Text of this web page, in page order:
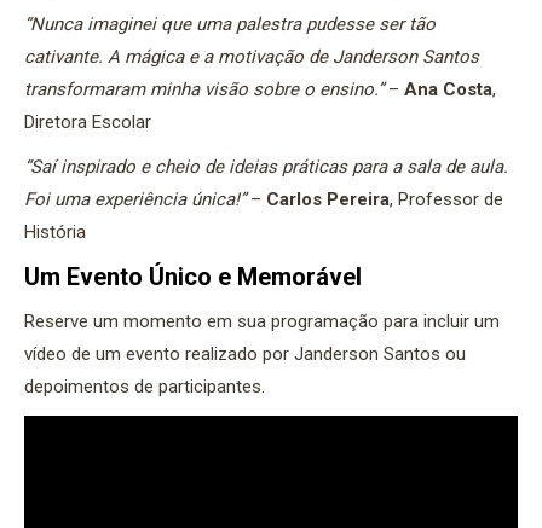
“Nunca imaginei que uma palestra pudesse ser tão
cativante. A mágica e a motivação de Janderson Santos
transformaram minha visão sobre o ensino.”– Ana Costa,
Diretora Escolar
“Saí inspirado e cheio de ideias práticas para a sala de aula.
Foi uma experiência única!”– Carlos Pereira, Professor de
História
Um Evento Único e Memorável
Reserve um momento em sua programação para incluir um
vídeo de um evento realizado por Janderson Santos ou
depoimentos de participantes.